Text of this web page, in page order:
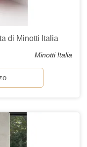
di Minotti Italia
Minotti Italia